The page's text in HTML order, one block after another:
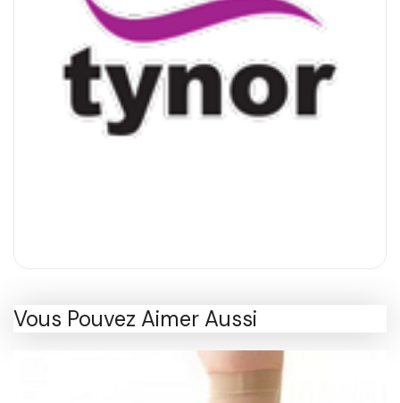
Vous Pouvez Aimer Aussi